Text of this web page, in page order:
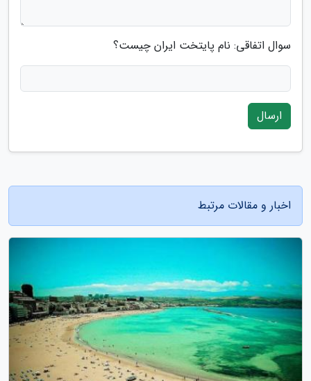
سوال اتفاقی: نام پایتخت ایران چیست؟
ارسال
اخبار و مقالات مرتبط